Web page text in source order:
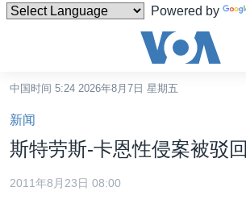
Powered by
碍
链
接
跳
转
中国
中国时间 5:24 2026年8月7日 星期五
新闻
斯特劳斯-卡恩性侵案被驳回
2011年8月23日 08:00